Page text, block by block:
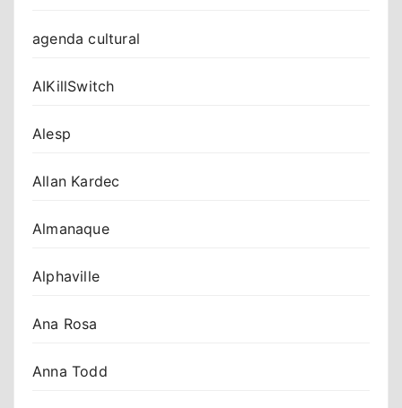
agenda cultural
AIKillSwitch
Alesp
Allan Kardec
Almanaque
Alphaville
Ana Rosa
Anna Todd